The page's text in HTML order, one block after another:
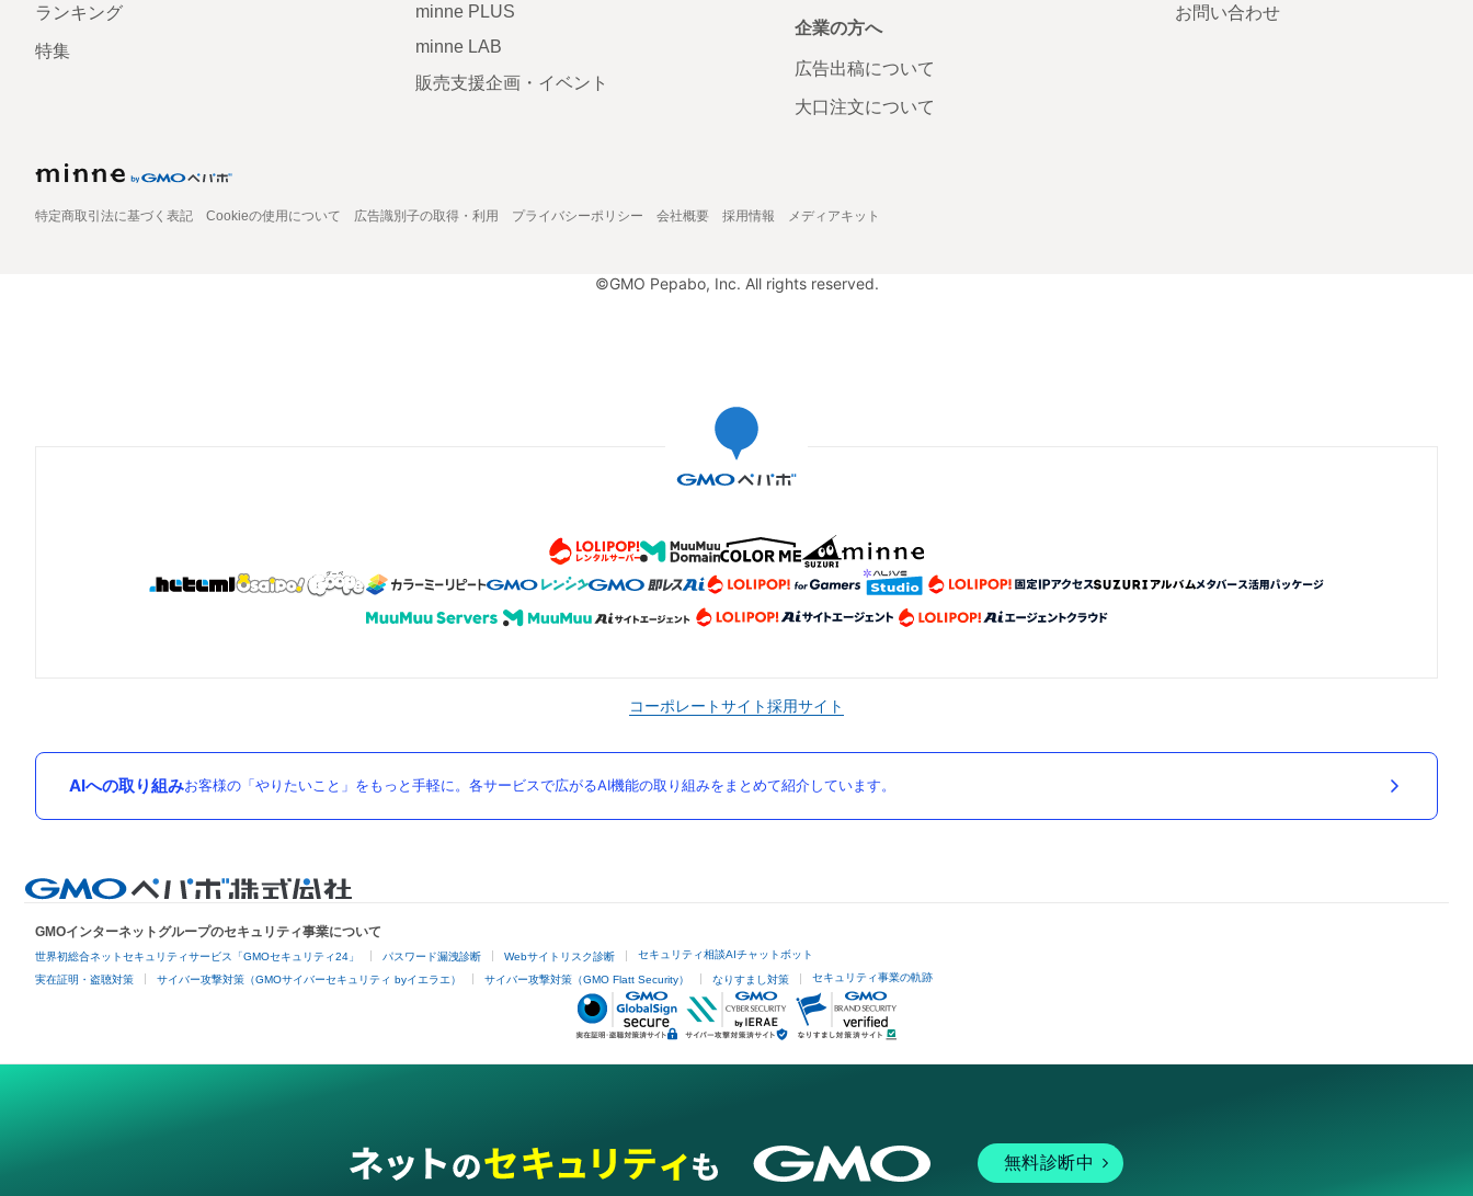
ランキング
特集
minne PLUS
minne LAB
販売支援企画・イベント
企業の方へ
広告出稿について
大口注文について
お問い合わせ
特定商取引法に基づく表記 Cookieの使用について 広告識別子の取得・利用 プライバシーポリシー 会社概要 採用情報 メディアキット
©GMO Pepabo, Inc. All rights reserved.
コーポレートサイト採用サイト
AIへの取り組みお客様の「やりたいこと」をもっと手軽に。各サービスで広がるAI機能の取り組みをまとめて紹介しています。
GMOインターネットグループのセキュリティ事業について
世界初総合ネットセキュリティサービス「GMOセキュリティ24」 パスワード漏洩診断 Webサイトリスク診断 セキュリティ相談AIチャットボット
実在証明・盗聴対策 サイバー攻撃対策（GMOサイバーセキュリティ byイエラエ） サイバー攻撃対策（GMO Flatt Security） なりすまし対策 セキュリティ事業の軌跡
無料診断中